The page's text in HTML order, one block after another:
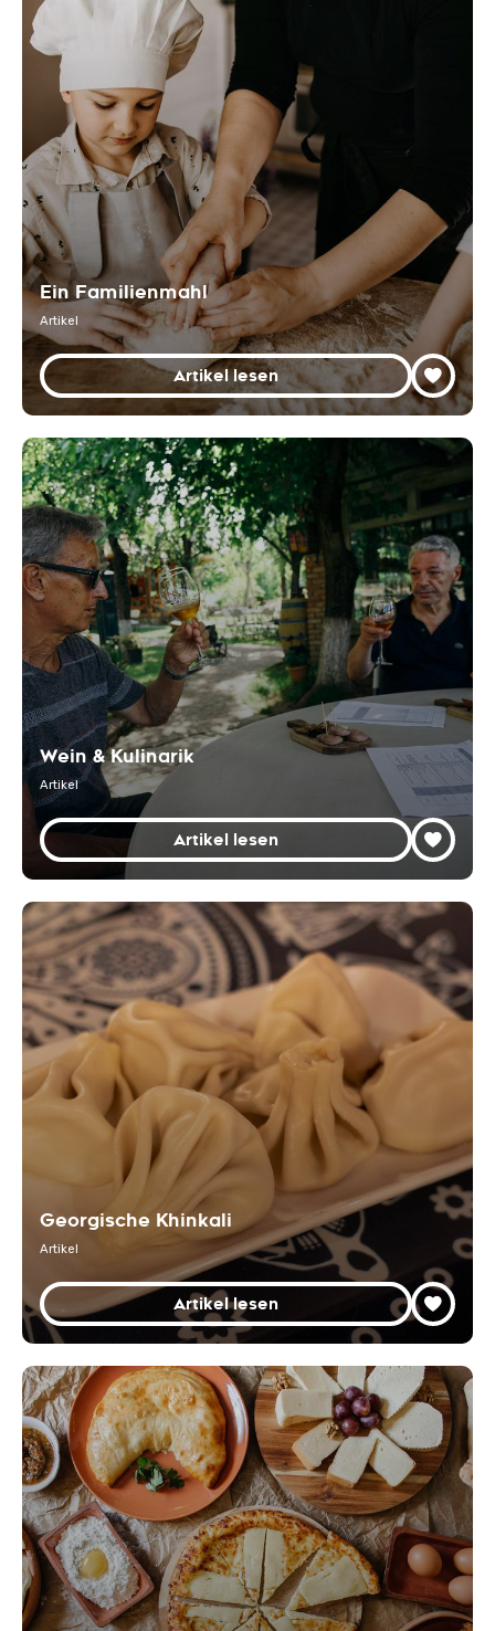
Ein Familienmahl
Artikel
Artikel lesen
Wein & Kulinarik
Artikel
Artikel lesen
Georgische Khinkali
Artikel
Artikel lesen